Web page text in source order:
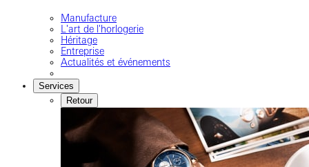
Manufacture
L'art de l'horlogerie
Héritage
Entreprise
Actualités et événements
Services
Retour